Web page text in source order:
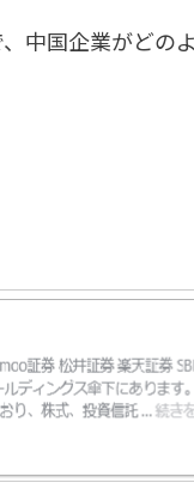
中国企業がどの